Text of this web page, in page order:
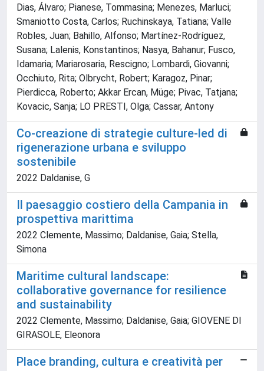
Dias, Álvaro; Pianese, Tommasina; Menezes, Marluci;
Smaniotto Costa, Carlos; Ruchinskaya, Tatiana; Valle
Robles, Juan; Bahillo, Alfonso; Martínez-Rodríguez,
Susana; Lalenis, Konstantinos; Nasya, Bahanur; Fusco,
Idamaria; Mariarosaria, Rescigno; Lombardi, Giovanni;
Occhiuto, Rita; Olbrycht, Robert; Karagoz, Pinar;
Pierdicca, Roberto; Akkar Ercan, Müge; Pivac, Tatjana;
Kovacic, Sanja; LO PRESTI, Olga; Cassar, Antony
Co-creazione di strategie culture-led di
rigenerazione urbana e sviluppo
sostenibile
2022 Daldanise, G
Il paesaggio costiero della Campania in
prospettiva marittima
2022 Clemente, Massimo; Daldanise, Gaia; Stella,
Simona
Maritime cultural landscape:
collaborative governance for resilience
and sustainability
2022 Clemente, Massimo; Daldanise, Gaia; GIOVENE DI
GIRASOLE, Eleonora
Place branding, cultura e creatività per